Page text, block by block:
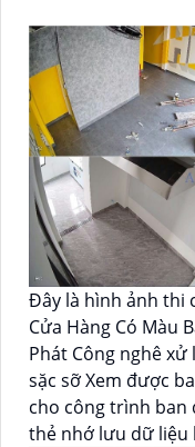
Đây là hình ảnh thi
Cửa Hàng Có Màu
Phát Công nghê xử
sặc sỡ Xem được
cho công trình ban
thẻ nhớ lưu dữ liệu